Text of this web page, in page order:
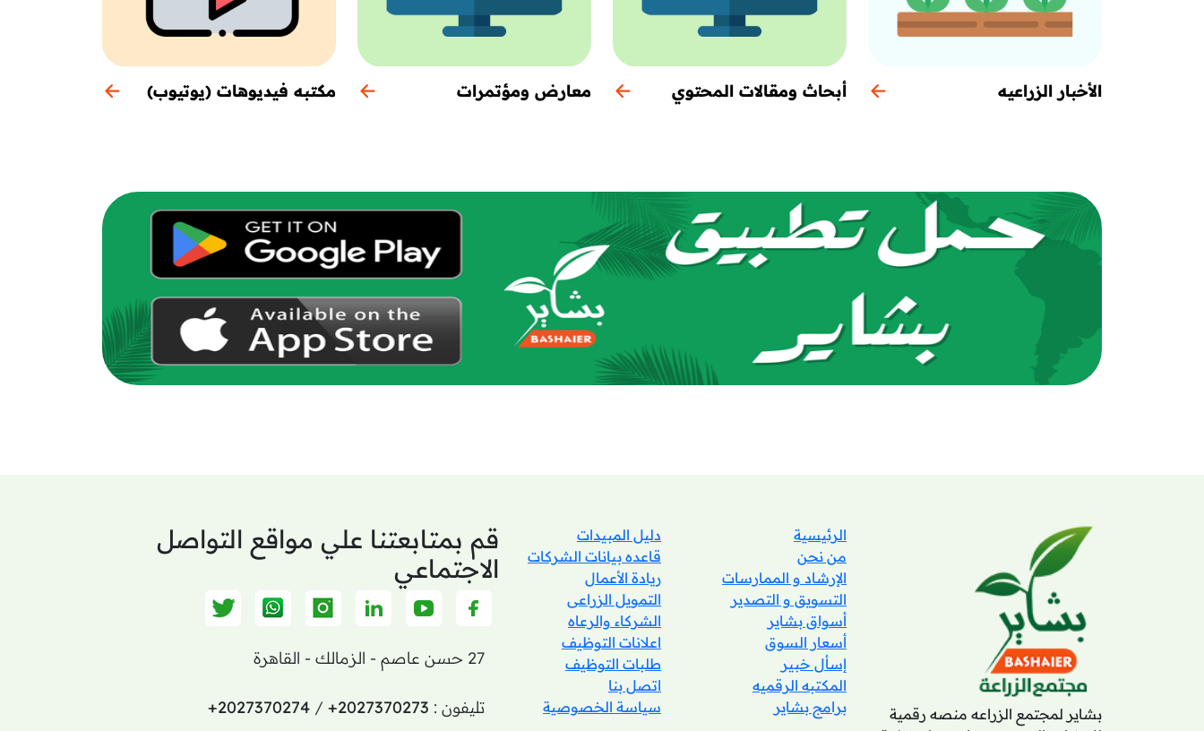
الأخبار الزراعيه أبحاث ومقالات المحتوي معارض ومؤتمرات مكتبه فيديوهات (يوتيوب)
بشاير لمجتمع الزراعه منصه رقمية
الرئيسية
من نحن
الإرشاد و الممارسات
التسويق و التصدير
أسواق بشاير
أسعار السوق
إسأل خبير
المكتبه الرقميه
برامج بشاير
دليل المبيدات
قاعده بيانات الشركات
ريادة الأعمال
التمويل الزراعى
الشركاء والرعاه
اعلانات التوظيف
طلبات التوظيف
اتصل بنا
سياسة الخصوصية
قم بمتابعتنا علي مواقع التواصل
الاجتماعي
27 حسن عاصم - الزمالك - القاهرة
تليفون : +2027370273
/
+2027370274